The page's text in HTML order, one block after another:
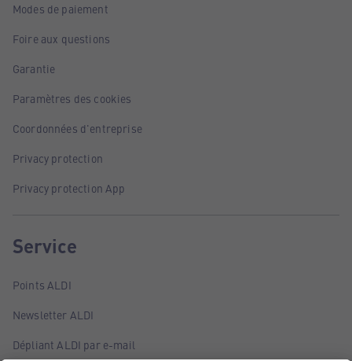
Modes de paiement
Foire aux questions
Garantie
Paramètres des cookies
Coordonnées d'entreprise
Privacy protection
Privacy protection App
Service
Points ALDI
Newsletter ALDI
Dépliant ALDI par e-mail